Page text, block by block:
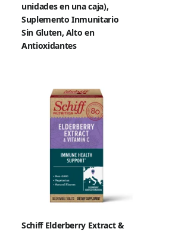
unidades en una caja),
Suplemento Inmunitario
Sin Gluten, Alto en
Antioxidantes
Schiff Elderberry Extract &